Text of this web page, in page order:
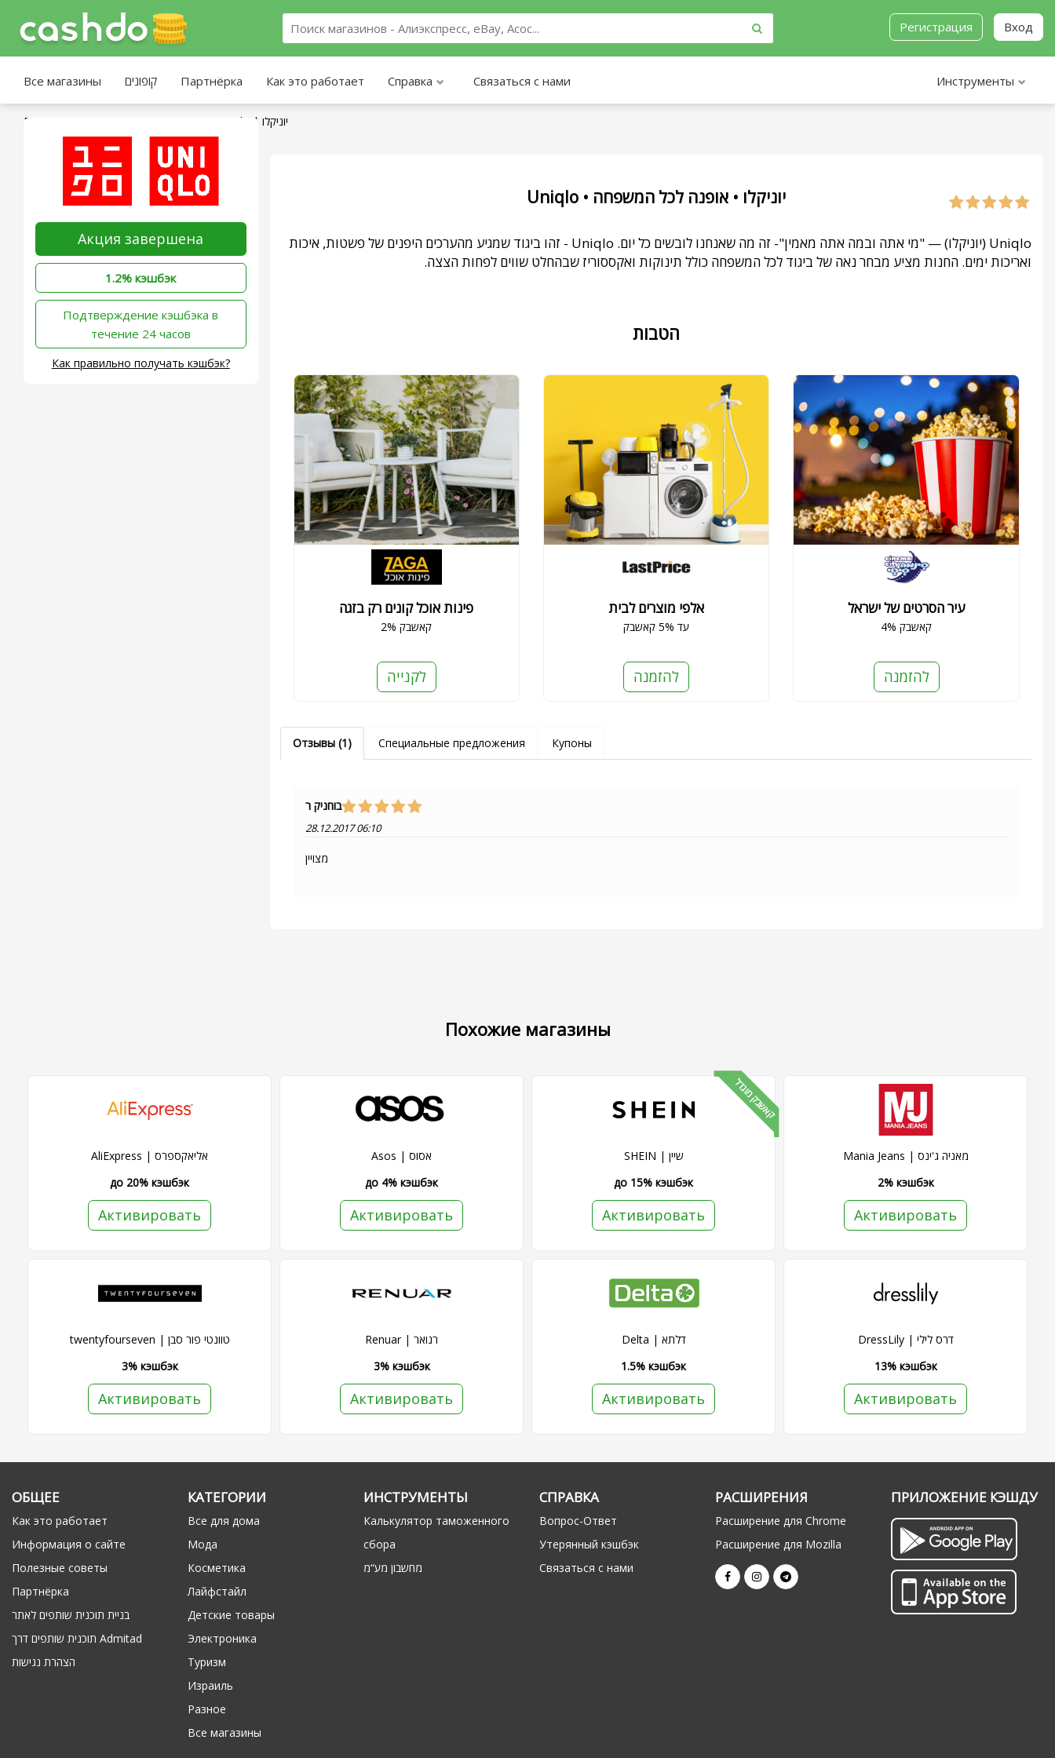
Регистрация Вход
Все магазины קופונים Партнёрка Как это работает Справка Связаться с нами Инструменты
Главная страница Uniqlo | יוניקלו
Акция завершена
1.2% кэшбэк
‫Подтверждение кэшбэка в
течение 24 часов
Как правильно получать кэшбэк?
Uniqlo • יוניקלו • אופנה לכל המשפחה
Uniqlo (יוניקלו) — "מי אתה ובמה אתה מאמין"- זה מה שאנחנו לובשים כל יום. Uniqlo - זהו ביגוד שמגיע מהערכים היפנים של פשטות, איכות
ואריכות ימים. החנות מציע מבחר נאה של ביגוד לכל המשפחה כולל תינוקות ואקססוריז שבהחלט שווים לפחות הצצה.
הטבות
פינות אוכל קונים רק בזגה
2% קאשבק
לקנייה
אלפי מוצרים לבית
עד 5% קאשבק
להזמנה
עיר הסרטים של ישראל
4% קאשבק
להזמנה
Отзывы (1) Специальные предложения Купоны
בוחניק ר
28.12.2017 06:10
מצויין
Похожие магазины
AliExpress | אליאקספרס
до 20% кэшбэк
Активировать
Asos | אסוס
до 4% кэшбэк
Активировать
קאשבק מוגדל
SHEIN | שיין
до 15% кэшбэк
Активировать
Mania Jeans | מאניה ג'ינס
2% кэшбэк
Активировать
twentyfourseven | טוונטי פור סבן
3% кэшбэк
Активировать
Renuar | רנואר
3% кэшбэк
Активировать
Delta | דלתא
1.5% кэшбэк
Активировать
DressLily | דרס לילי
13% кэшбэк
Активировать
ОБЩЕЕ
Как это работает
Информация о сайте
Полезные советы
Партнёрка
בניית תוכנית שותפים לאתר
תוכנית שותפים דרך Admitad
הצהרת נגישות
КАТЕГОРИИ
Все для дома
Мода
Косметика
Лайфстайл
Детские товары
Электроника
Туризм
Израиль
Разное
Все магазины
ИНСТРУМЕНТЫ
Калькулятор таможенного
сбора
מחשבון מע“מ
СПРАВКА
Вопрос-Ответ
Утерянный кэшбэк
Связаться с нами
РАСШИРЕНИЯ
Расширение для Chrome
Расширение для Mozilla
ПРИЛОЖЕНИЕ КЭШДУ